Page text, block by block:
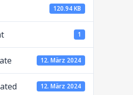
120.94 KB
1
12. März 2024
12. März 2024